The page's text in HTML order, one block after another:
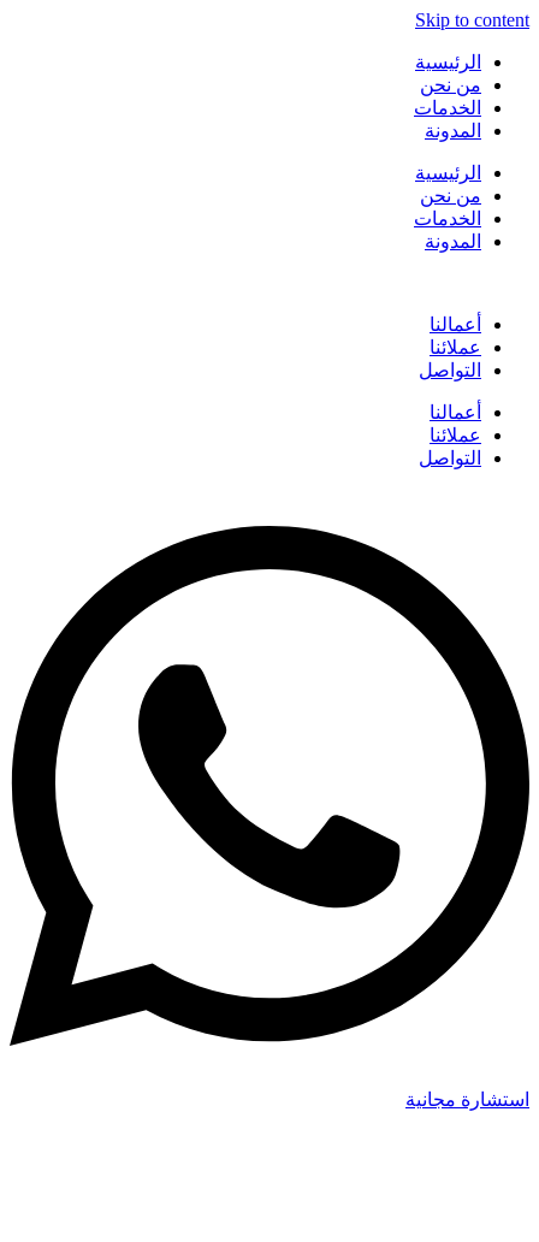
Skip to content
الرئيسية
من نحن
الخدمات
المدونة
الرئيسية
من نحن
الخدمات
المدونة
أعمالنا
عملائنا
التواصل
أعمالنا
عملائنا
التواصل
استشارة مجانية